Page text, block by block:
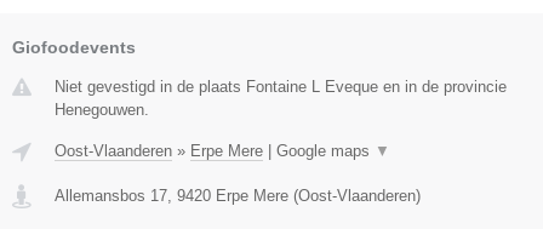
Giofoodevents
Niet gevestigd in de plaats Fontaine L Eveque en in de provincie
Henegouwen.
Oost-Vlaanderen » Erpe Mere | Google maps ▼
Allemansbos 17 9420 Erpe Mere (Oost-Vlaanderen)